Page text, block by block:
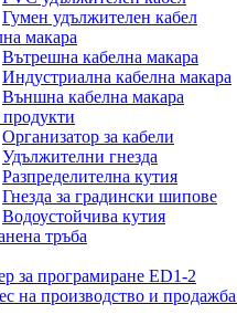
Гумен удължителен кабел
макара
Вътрешна кабелна макара
Индустриална кабелна макара
Външна кабелна макара
Организатор за кабели
Удължителни гнезда
Разпределителна кутия
Гнезда за градински шипове
Водоустойчива кутия
тръба
за програмиране ED1-2
на производство и